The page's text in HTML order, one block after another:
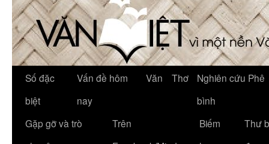
Số đặc
biệt
Vấn đề hôm
nay
Văn Thơ
Nghiên cứu Phê
bình
Gặp gỡ và trò
Trên
Biếm
Thư